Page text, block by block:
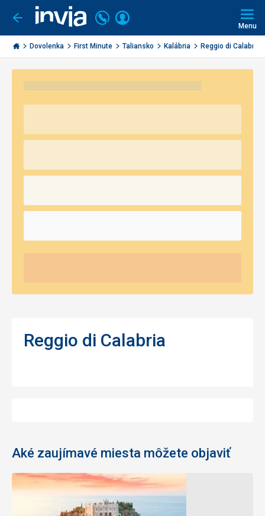
Ísť
späť
Invia.sk
Volajte
+421
2
3221
Prihlásiť
Menu
Dovolenka First Minute Taliansko Kalábria Reggio di Calabria
Reggio di Calabria
Aké zaujímavé miesta môžete objaviť